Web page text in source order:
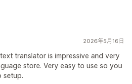
2026年5月16日
translator is impressive and very
store. Very easy to use so you
setup.